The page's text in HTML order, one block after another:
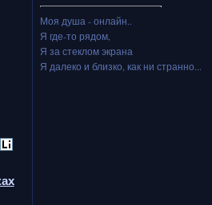
Моя душа - онлайн..
Я где-то рядом,
Я за стеклом экрана
Я далеко и близко, как ни странно...